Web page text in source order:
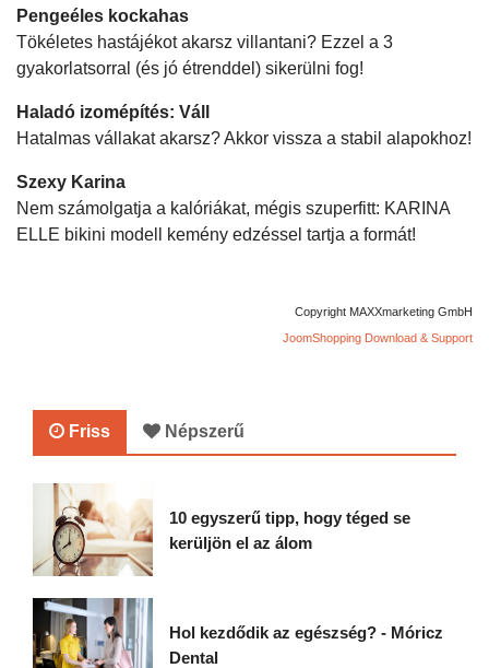
Pengeéles kockahas
Tökéletes hastájékot akarsz villantani? Ezzel a 3
gyakorlatsorral (és jó étrenddel) sikerülni fog!
Haladó izomépítés: Váll
Hatalmas vállakat akarsz? Akkor vissza a stabil alapokhoz!
Szexy Karina
Nem számolgatja a kalóriákat, mégis szuperfitt: KARINA
ELLE bikini modell kemény edzéssel tartja a formát!
Copyright MAXXmarketing GmbH
JoomShopping Download & Support
Friss Népszerű
10 egyszerű tipp, hogy téged se
kerüljön el az álom
Hol kezdődik az egészség? - Móricz
Dental